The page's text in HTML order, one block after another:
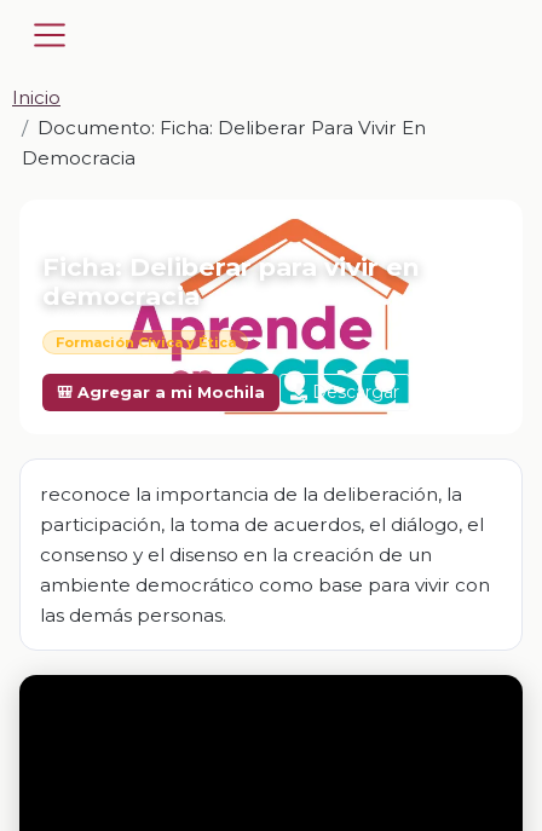
Inicio
Documento: Ficha: Deliberar Para Vivir En
Democracia
Ficha: Deliberar para vivir en
democracia
Formación Cívica y Ética
🎒 Agregar a mi Mochila Descargar
reconoce la importancia de la deliberación, la
participación, la toma de acuerdos, el diálogo, el
consenso y el disenso en la creación de un
ambiente democrático como base para vivir con
las demás personas.